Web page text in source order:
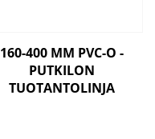
160-400 MM PVC-O -
PUTKILON
TUOTANTOLINJA